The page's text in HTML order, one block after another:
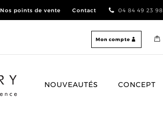
Nos points de vente Contact 04 84 49 23 98
Mon compte
NOUVEAUTÉS CONCEPT